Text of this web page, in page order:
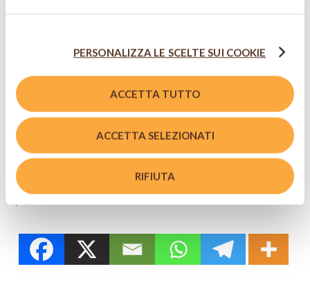
cookie che richiedono il consenso, mantenendo le
PERSONALIZZA LE SCELTE SUI COOKIE
ACCETTA TUTTO
ACCETTA SELEZIONATI
RIFIUTA
2015
IN ABBINAMENTO
Birra Moretti
Grand Cru